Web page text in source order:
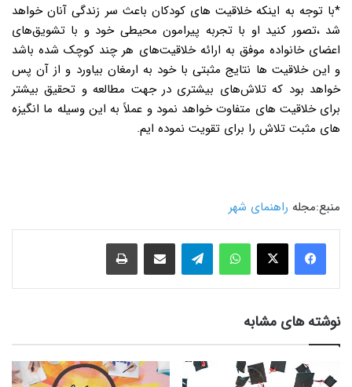
*با توجه به اینکه خلاقیت های کودکان باعث سر زندگی آنان خواهد
شد ،تصور کنید او با تجربه پیرامون محیطی خود و با تشویق‌های
اعضای خانواده موفق به ارائه خلاقیت‌های هر چند کوچک شده باشد
و این خلاقیت ها نتایج مثبتی با خود به ارمغان بیاورد و از آن پس
خواهد بود که تلاش‌های بیشتری در جهت مطالعه و تحقیق بیشتر
برای خلاقیت های متفاوت خواهد نمود و عملاً به این وسیله ما انگیزه
های مثبت تلاش را برای تقویت نموده ایم.
منبع:مجله راهنمای شهر
نوشته های مشابه